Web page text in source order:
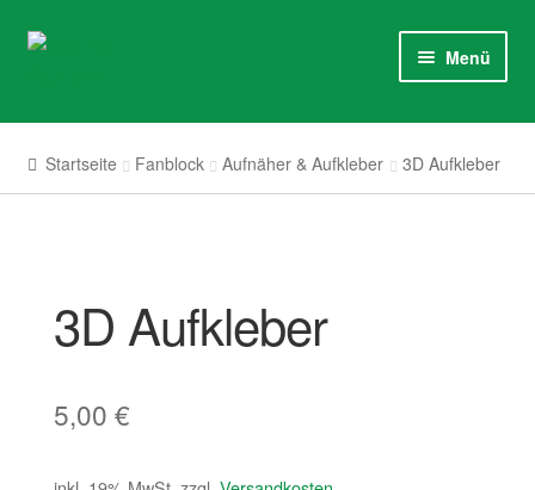
Zur
Springe
Menü
Nike
Bekleidung
Haushalt
Startseite Fanblock Aufnäher & Aufkleber 3D Aufkleber
3D Aufkleber
5,00 €